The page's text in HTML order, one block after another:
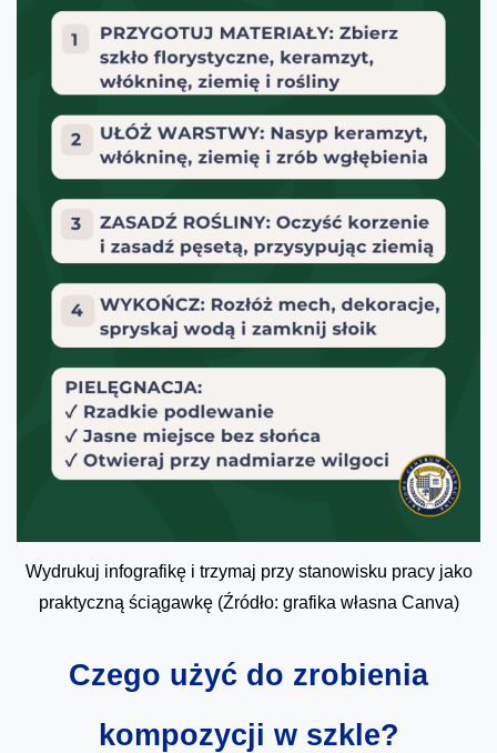
Wydrukuj infografikę i trzymaj przy stanowisku pracy jako
praktyczną ściągawkę (Źródło: grafika własna Canva)
Czego użyć do zrobienia
kompozycji w szkle?